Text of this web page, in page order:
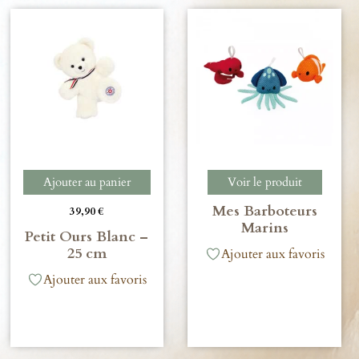
Ajouter au panier
39,90€
Petit Ours Blanc –
25 cm
Ajouter aux favoris
Voir le produit
Mes Barboteurs
Marins
Ajouter aux favoris